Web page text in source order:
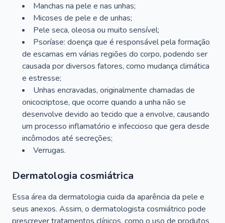
Manchas na pele e nas unhas;
Micoses de pele e de unhas;
Pele seca, oleosa ou muito sensível;
Psoríase: doença que é responsável pela formação
de escamas em várias regiões do corpo, podendo ser
causada por diversos fatores, como mudança climática
e estresse;
Unhas encravadas, originalmente chamadas de
onicocriptose, que ocorre quando a unha não se
desenvolve devido ao tecido que a envolve, causando
um processo inflamatório e infeccioso que gera desde
incômodos até secreções;
Verrugas.
Dermatologia cosmiátrica
Essa área da dermatologia cuida da aparência da pele e
seus anexos. Assim, o dermatologista cosmiátrico pode